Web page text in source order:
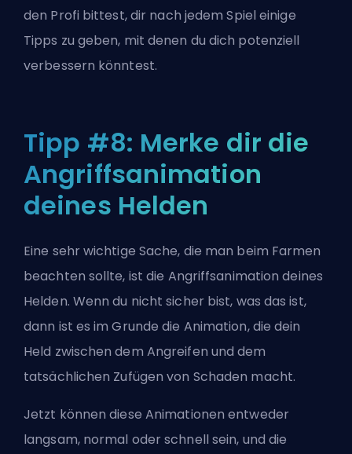
den Profi bittest, dir nach jedem Spiel einige
Tipps zu geben, mit denen du dich potenziell
verbessern könntest.
Tipp #8: Merke dir die
Angriffsanimation
deines Helden
Eine sehr wichtige Sache, die man beim Farmen
beachten sollte, ist die Angriffsanimation deines
Helden. Wenn du nicht sicher bist, was das ist,
dann ist es im Grunde die Animation, die dein
Held zwischen dem Angreifen und dem
tatsächlichen Zufügen von Schaden macht.
Jetzt können diese Animationen entweder
langsam, normal oder schnell sein, und die